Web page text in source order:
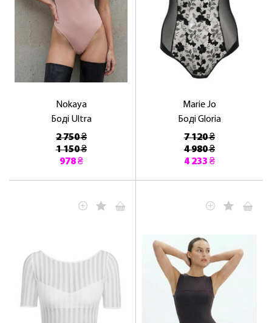
Nokaya
Боді Ultra
2 750 ₴
1 150 ₴
978 ₴
Marie Jo
Боді Gloria
7 120 ₴
4 980 ₴
4 233 ₴
ЛАСКАВО ПРОСИМО ДО
NOSOVSKI.COM! ПРИЙМІТЬ ВІД НАС
ОТРИМАТИ!